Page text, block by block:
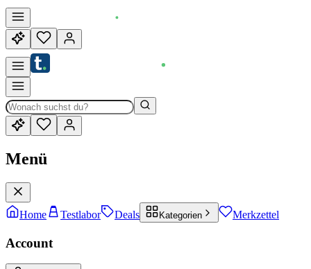
Menü
Home Testlabor Deals Kategorien Merkzettel
Account